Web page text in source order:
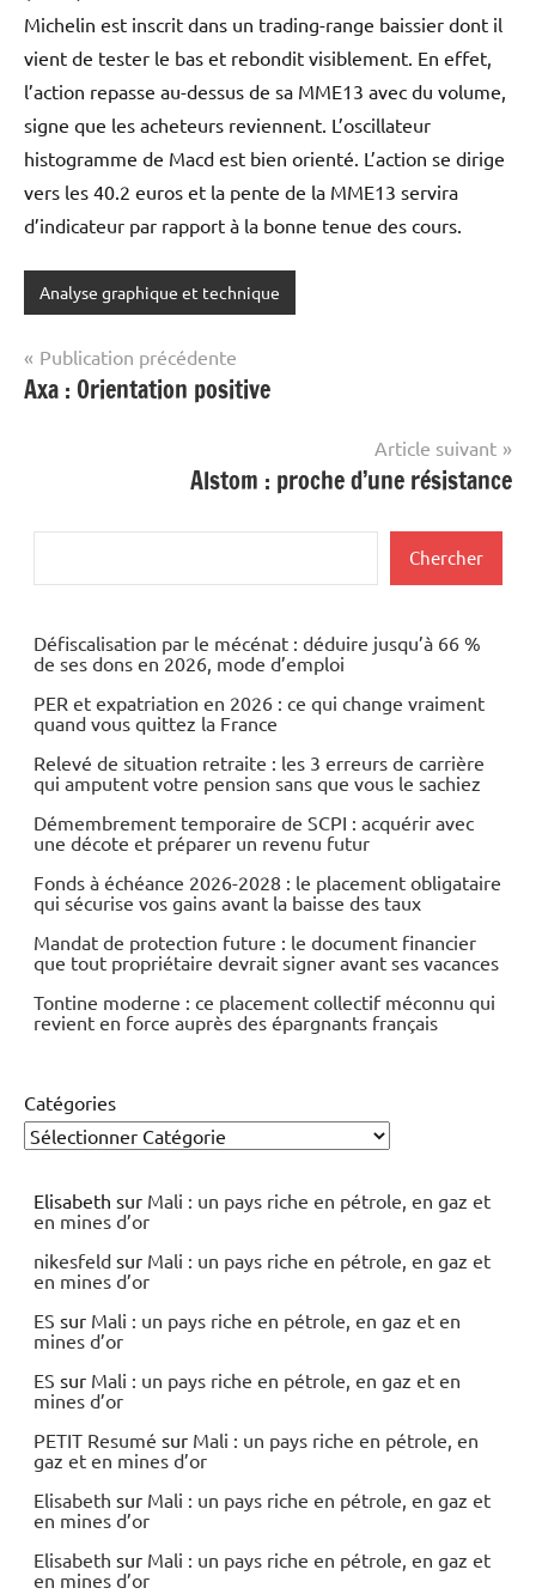
Michelin est inscrit dans un trading-range baissier dont il
vient de tester le bas et rebondit visiblement. En effet,
l’action repasse au-dessus de sa MME13 avec du volume,
signe que les acheteurs reviennent. L’oscillateur
histogramme de Macd est bien orienté. L’action se dirige
vers les 40.2 euros et la pente de la MME13 servira
d’indicateur par rapport à la bonne tenue des cours.
Analyse graphique et technique
Navigation
de
Publication précédente
Axa : Orientation positive
Article suivant
Alstom : proche d’une résistance
Chercher
Défiscalisation par le mécénat : déduire jusqu’à 66 %
de ses dons en 2026, mode d’emploi
PER et expatriation en 2026 : ce qui change vraiment
quand vous quittez la France
Relevé de situation retraite : les 3 erreurs de carrière
qui amputent votre pension sans que vous le sachiez
Démembrement temporaire de SCPI : acquérir avec
une décote et préparer un revenu futur
Fonds à échéance 2026-2028 : le placement obligataire
qui sécurise vos gains avant la baisse des taux
Mandat de protection future : le document financier
que tout propriétaire devrait signer avant ses vacances
Tontine moderne : ce placement collectif méconnu qui
revient en force auprès des épargnants français
Catégories
Elisabeth sur Mali : un pays riche en pétrole, en gaz et
en mines d’or
nikesfeld sur Mali : un pays riche en pétrole, en gaz et
en mines d’or
ES sur Mali : un pays riche en pétrole, en gaz et en
mines d’or
ES sur Mali : un pays riche en pétrole, en gaz et en
mines d’or
PETIT Resumé sur Mali : un pays riche en pétrole, en
gaz et en mines d’or
Elisabeth sur Mali : un pays riche en pétrole, en gaz et
en mines d’or
Elisabeth sur Mali : un pays riche en pétrole, en gaz et
en mines d’or